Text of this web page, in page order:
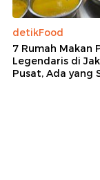
detikFood
7 Rumah Makan
Legendaris di
Pusat, Ada yang